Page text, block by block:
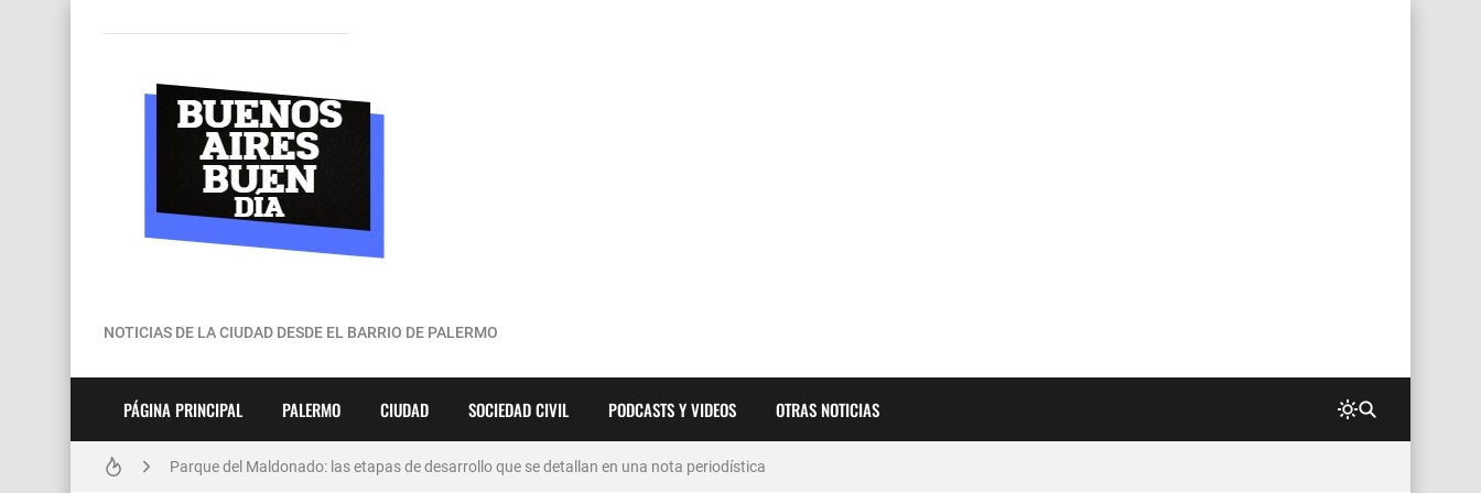
NOTICIAS DE LA CIUDAD DESDE EL BARRIO DE PALERMO
PÁGINA PRINCIPAL PALERMO CIUDAD SOCIEDAD CIVIL PODCASTS Y VIDEOS OTRAS NOTICIAS
¿Cuántas descargas ya tuvo BAX, la aplicación con IA desarrollada por el GCBA?
Parque del Maldonado: las etapas de desarrollo que se detallan en una nota periodística